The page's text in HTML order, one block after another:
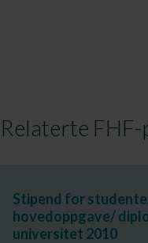
Relaterte
Stipend for
hovedoppgave/
universitet 2010